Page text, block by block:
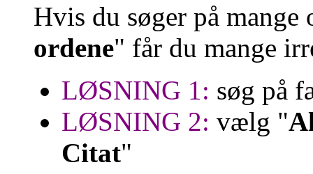
Hvis du søger på
ordene" får du mange
LØSNING 1: søg på
LØSNING 2: vælg "
Citat"